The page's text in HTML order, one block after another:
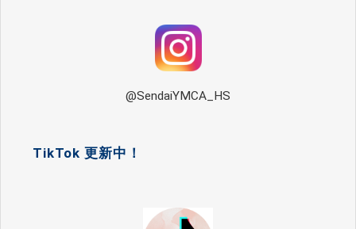
@SendaiYMCA_HS
TikTok 更新中！